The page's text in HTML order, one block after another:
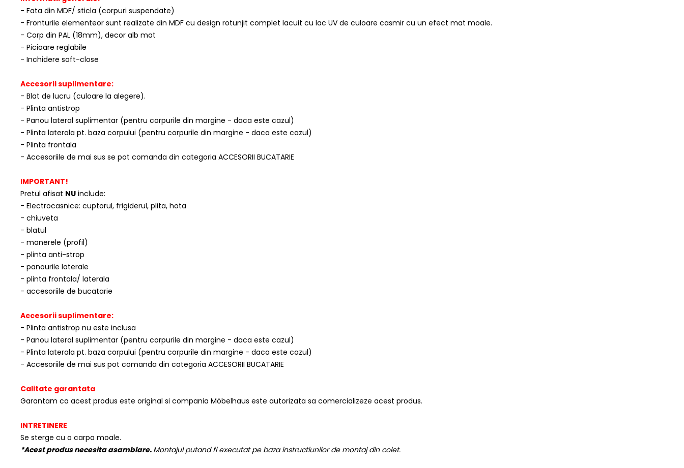
- Fata din MDF/ sticla (corpuri suspendate)
- Fronturile elementeor sunt realizate din MDF cu design rotunjit complet lacuit cu lac UV de culoare casmir cu un efect mat moale.
- Corp din PAL (18mm), decor alb mat
- Picioare reglabile
- Inchidere soft-close
Accesorii suplimentare:
- Blat de lucru (culoare la alegere).
- Plinta antistrop
- Panou lateral suplimentar (pentru corpurile din margine - daca este cazul)
- Plinta laterala pt. baza corpului (pentru corpurile din margine - daca este cazul)
- Plinta frontala
- Accesoriile de mai sus se pot comanda din categoria ACCESORII BUCATARIE
IMPORTANT!
Pretul afisat NUinclude:
- Electrocasnice: cuptorul, frigiderul, plita, hota
- chiuveta
- blatul
- manerele (profil)
- plinta anti-strop
- panourile laterale
- plinta frontala/ laterala
- accesoriile de bucatarie
Accesorii suplimentare:
- Plinta antistrop nu este inclusa
- Panou lateral suplimentar (pentru corpurile din margine - daca este cazul)
- Plinta laterala pt. baza corpului (pentru corpurile din margine - daca este cazul)
- Accesoriile de mai sus pot comanda din categoria ACCESORII BUCATARIE
Calitate garantata
Garantam ca acest produs este original si compania Möbelhaus este autorizata sa comercializeze acest produs.
INTRETINERE
Se sterge cu o carpa moale.
*Acest produs necesita asamblare. Montajul putand fi executat pe baza instructiunilor de montaj din colet.